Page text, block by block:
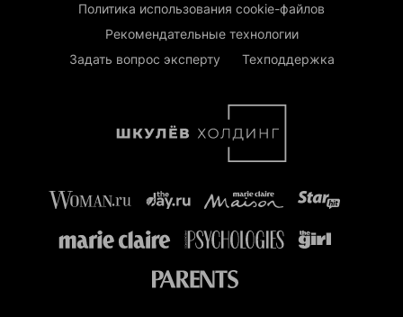
Политика использования cookie-файлов
Рекомендательные технологии
Задать вопрос эксперту
Техподдержка